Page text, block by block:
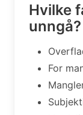
Hvilke
unngå?
For